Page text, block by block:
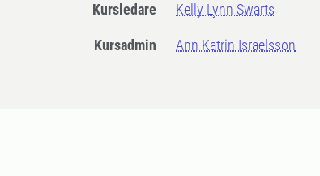
Kursledare Kelly Lynn Swarts
Kursadmin Ann Katrin Israelsson